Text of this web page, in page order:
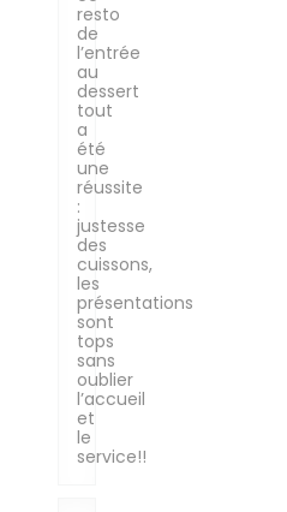
resto
de
l’entrée
au
dessert
tout
a
été
une
réussite
:
justesse
des
cuissons,
les
présentations
sont
tops
sans
oublier
l’accueil
et
le
service!!